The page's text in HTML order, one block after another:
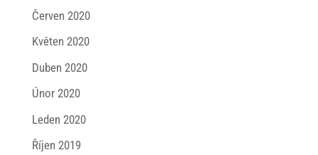
Červen 2020
Květen 2020
Duben 2020
Únor 2020
Leden 2020
Říjen 2019